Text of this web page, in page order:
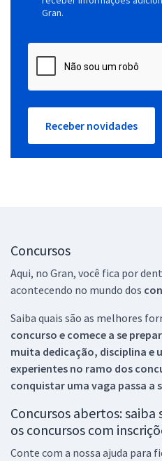
Gran.
Receber novidades
Concursos
Aqui, no Gran, você fica por
acontecendo no mundo dos
Saiba quais são as melhores
concurso e comece a se
muita dedicação, disciplina e
experientes no ramo dos
conquistar uma vaga passa a
Concursos abertos:
os concursos com
Conte com a nossa ajuda para